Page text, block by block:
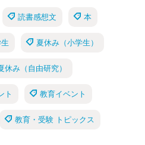
読書感想文 本
夏休み（小学生）
休み（自由研究）
ト 教育イベント
教育・受験 トピックス